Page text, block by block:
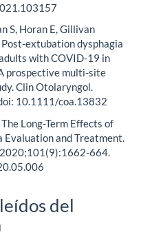
S, Horan E, Gillivan
Post-extubation dysphagia
with COVID-19 in
prospective multi-site
Clin Otolaryngol.
10.1111/coa.13832
Long-Term Effects of
Evaluation and Treatment.
2020;101(9):1662-664.
del